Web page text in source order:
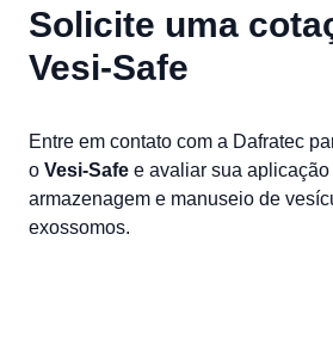
Solicite uma
Vesi-Safe
Entre em contato com a Dafratec
o Vesi-Safe e avaliar sua
armazenagem e manuseio de
exossomos.